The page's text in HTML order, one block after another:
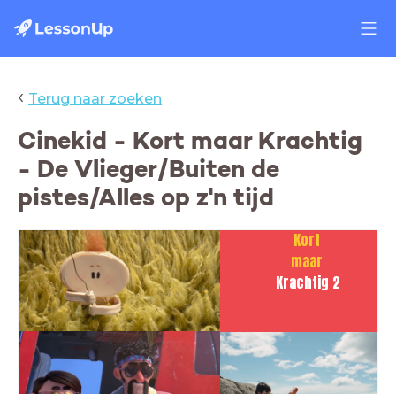
‹ Terug naar zoeken
Cinekid - Kort maar Krachtig
- De Vlieger/Buiten de
pistes/Alles op z'n tijd
Kort
maar
Krachtig 2